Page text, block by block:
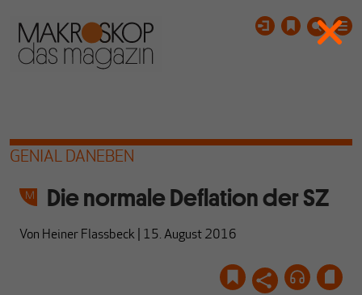
GENIAL DANEBEN
Die normale Deflation der SZ
Von Heiner Flassbeck 15. August 2016